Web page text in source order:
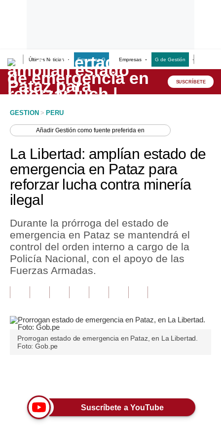
Últimas Noticias Empresas G Empresas G de Gestión
Lo último
Peru Quiosco
Economía
Mercados
Perú
Política
Tu Dinero
Finanzas Personales
Plus G
Opinión
Editorial
Tendencias
Lujo
SUSCRÍBETE
GESTION > PERU
AñadirGestión como fuente preferida en
La Libertad: amplían estado de
emergencia en Pataz para
reforzar lucha contra minería
ilegal
Durante la prórroga del estado de
emergencia en Pataz se mantendrá el
control del orden interno a cargo de la
Policía Nacional, con el apoyo de las
Fuerzas Armadas.
Prorrogan estado de emergencia en Pataz, en La Libertad.
Foto: Gob.pe
Suscríbete a YouTube